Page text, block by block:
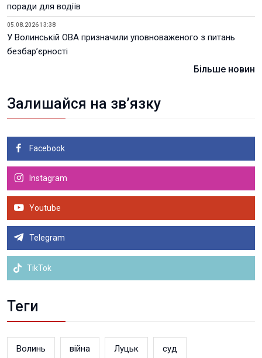
поради для водіїв
05.08.2026 13:38
У Волинській ОВА призначили уповноваженого з питань
безбар’єрності
Більше новин
Залишайся на зв’язку
Facebook
Instagram
Youtube
Telegram
TikTok
Теги
Волинь війна Луцьк суд